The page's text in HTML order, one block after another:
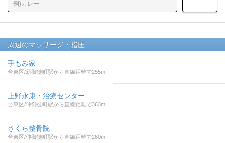
周辺のマッサージ・指圧
手もみ家
台東区/新御徒町駅から直線距離で255m
上野永康・治療センター
台東区/仲御徒町駅から直線距離で363m
さくら整骨院
台東区/仲御徒町駅から直線距離で260m